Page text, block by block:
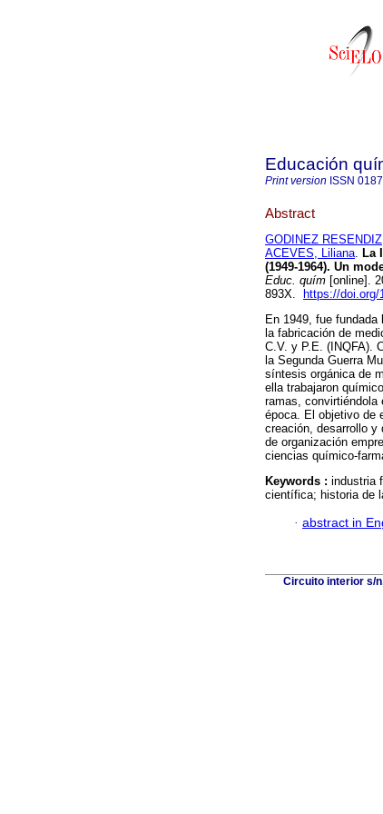
Educación
Print version ISSN
Abstract
GODINEZ
ACEVES, Liliana. La
(1949-1964). Un
Educ. quím [online].
893X.
https://doi.org/
En 1949, fue
la fabricación de
C.V. y P.E. (INQFA).
la Segunda Guerra
síntesis orgánica de
ella trabajaron
ramas, convirtiéndola
época. El objetivo de
creación, desarrollo y
de organización
ciencias químico-
Keywords : industria
científica; historia de
· abstract in
Circuito interior s/